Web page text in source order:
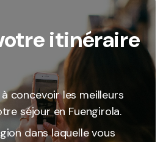
itinéraire
concevoir les meilleurs
séjour en Fuengirola.
dans laquelle vous